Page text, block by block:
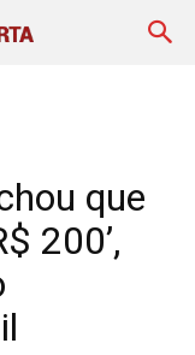
que
200’,